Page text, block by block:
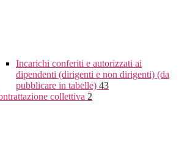
Incarichi conferiti e autorizzati ai
dipendenti (dirigenti e non dirigenti) (da
pubblicare in tabelle) 43
collettiva 2